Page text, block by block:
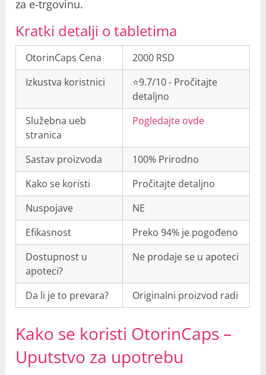
za e-trgovinu.
Kratki detalji o tabletima
OtorinCaps Cena
2000 RSD
Izkustva koristnici
⭐9.7/10 - Pročitajte
detaljno
Služebna ueb
stranica
Pogledajte ovde
Sastav proizvoda
100% Prirodno
Kako se koristi
Pročitajte detaljno
Nuspojave
NE
Efikasnost
Preko 94% je pogođeno
Dostupnost u
apoteci?
Ne prodaje se u apoteci
Da li je to prevara? Originalni proizvod radi
Kako se koristi OtorinCaps –
Uputstvo za upotrebu